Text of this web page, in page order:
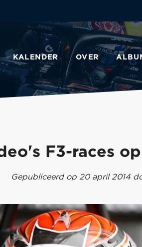
KALENDER OVER
F3-races
Gepubliceerd op 20 april 2014